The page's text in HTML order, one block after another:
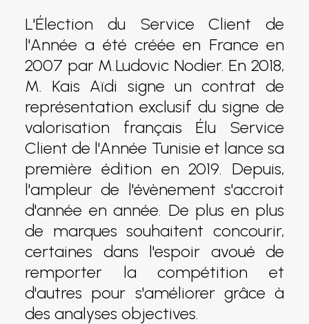
L'Élection du Service Client de
l'Année a été créée en France en
2007 par M.Ludovic Nodier. En 2018,
M. Kais Aïdi signe un contrat de
représentation exclusif du signe de
valorisation français Élu Service
Client de l'Année Tunisie et lance sa
première édition en 2019. Depuis,
l'ampleur de l'évènement s'accroit
d'année en année. De plus en plus
de marques souhaitent concourir,
certaines dans l'espoir avoué de
remporter la compétition et
d'autres pour s'améliorer grâce à
des analyses objectives.